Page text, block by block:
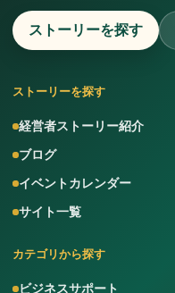
ストーリーを探す
ストーリーを探す
経営者ストーリー紹介
ブログ
イベントカレンダー
サイト一覧
カテゴリから探す
ビジネスサポート